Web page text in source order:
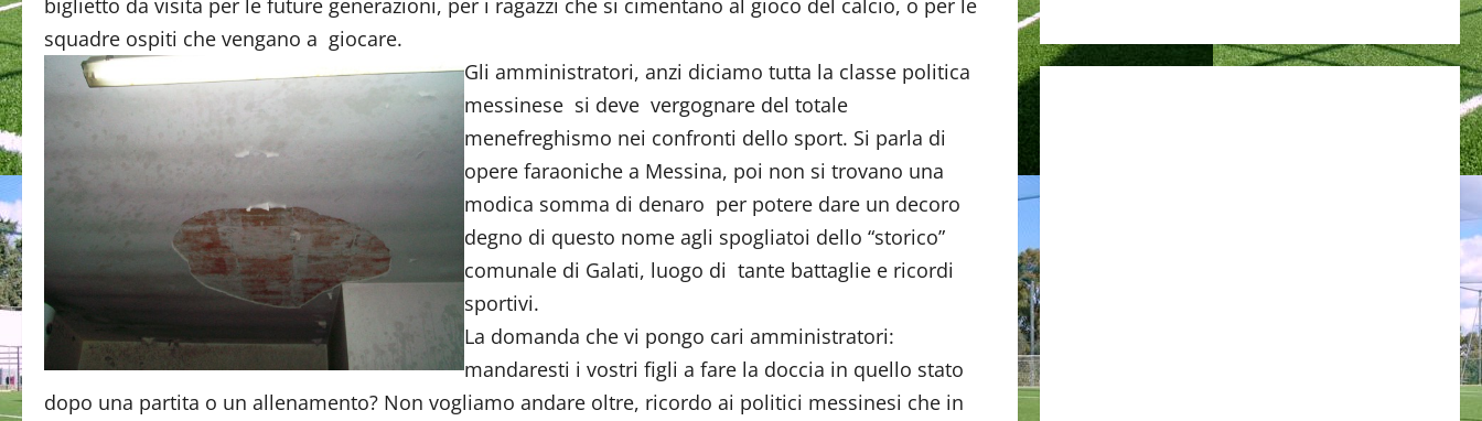
biglietto da visita per le future generazioni, per i ragazzi che si cimentano al gioco del calcio, o per le
squadre ospiti che vengano a giocare.
Gli amministratori, anzi diciamo tutta la classe politica
messinese si deve vergognare del totale
menefreghismo nei confronti dello sport. Si parla di
opere faraoniche a Messina, poi non si trovano una
modica somma di denaro per potere dare un decoro
degno di questo nome agli spogliatoi dello “storico”
comunale di Galati, luogo di tante battaglie e ricordi
sportivi.
La domanda che vi pongo cari amministratori:
mandaresti i vostri figli a fare la doccia in quello stato
dopo una partita o un allenamento? Non vogliamo andare oltre, ricordo ai politici messinesi che in